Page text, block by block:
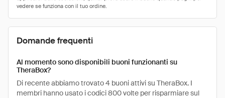
Domande frequenti
Al momento sono disponibili buoni funzionanti su
TheraBox?
Di recente abbiamo trovato 4 buoni attivi su TheraBox. I
membri hanno usato i codici 800 volte per risparmiare sul